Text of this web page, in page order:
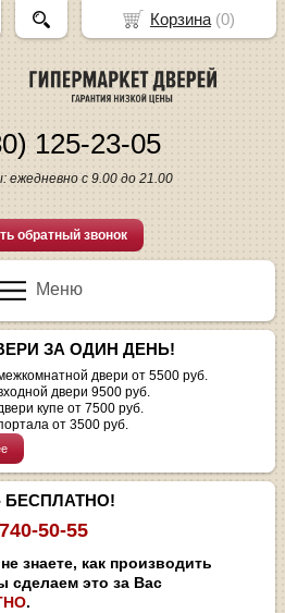
125-23-05
ежедневно с 9.00 до 21.00
обратный звонок
Меню
ЗА ОДИН ДЕНЬ!
двери от 5500 руб.
двери 9500 руб.
купе от 7500 руб.
от 3500 руб.
50-55
знаете, как производить
сделаем это за Вас
.
Корзина(0)